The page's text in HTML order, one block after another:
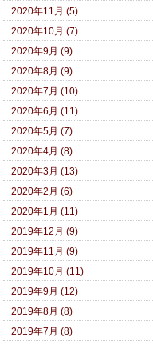
2020年11月 (5)
2020年10月 (7)
2020年9月 (9)
2020年8月 (9)
2020年7月 (10)
2020年6月 (11)
2020年5月 (7)
2020年4月 (8)
2020年3月 (13)
2020年2月 (6)
2020年1月 (11)
2019年12月 (9)
2019年11月 (9)
2019年10月 (11)
2019年9月 (12)
2019年8月 (8)
2019年7月 (8)